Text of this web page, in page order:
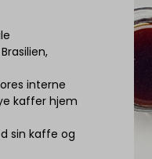
interne
kaffer hjem
sin kaffe og